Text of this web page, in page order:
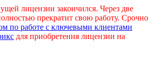
лицензии закончился. Через две
прекратит свою работу. Срочно
по работе с ключевыми клиентами
для приобретения лицензии на